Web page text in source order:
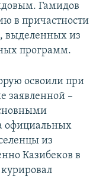
Гамидов
в причастности
выделенных из
программ.
освоили при
заявленной –
официальных
из
Казибеков в